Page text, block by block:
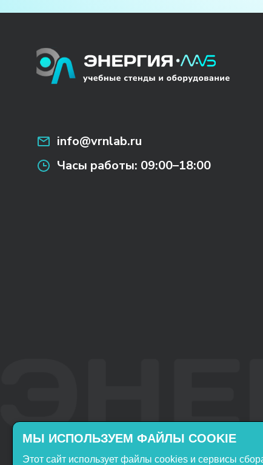
info@vrnlab.ru
Часы работы: 09:00–18:00
МЫ ИСПОЛЬЗУЕМ ФАЙЛЫ COOKIE
Этот сайт использует файлы cookies и сервисы